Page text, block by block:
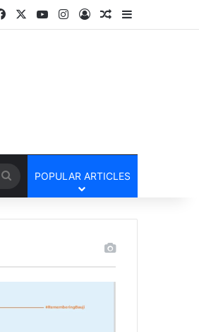
FacebookYouTubeInstagram
Log InRandom Article
Sidebar
Search
for
POPULAR ARTICLES